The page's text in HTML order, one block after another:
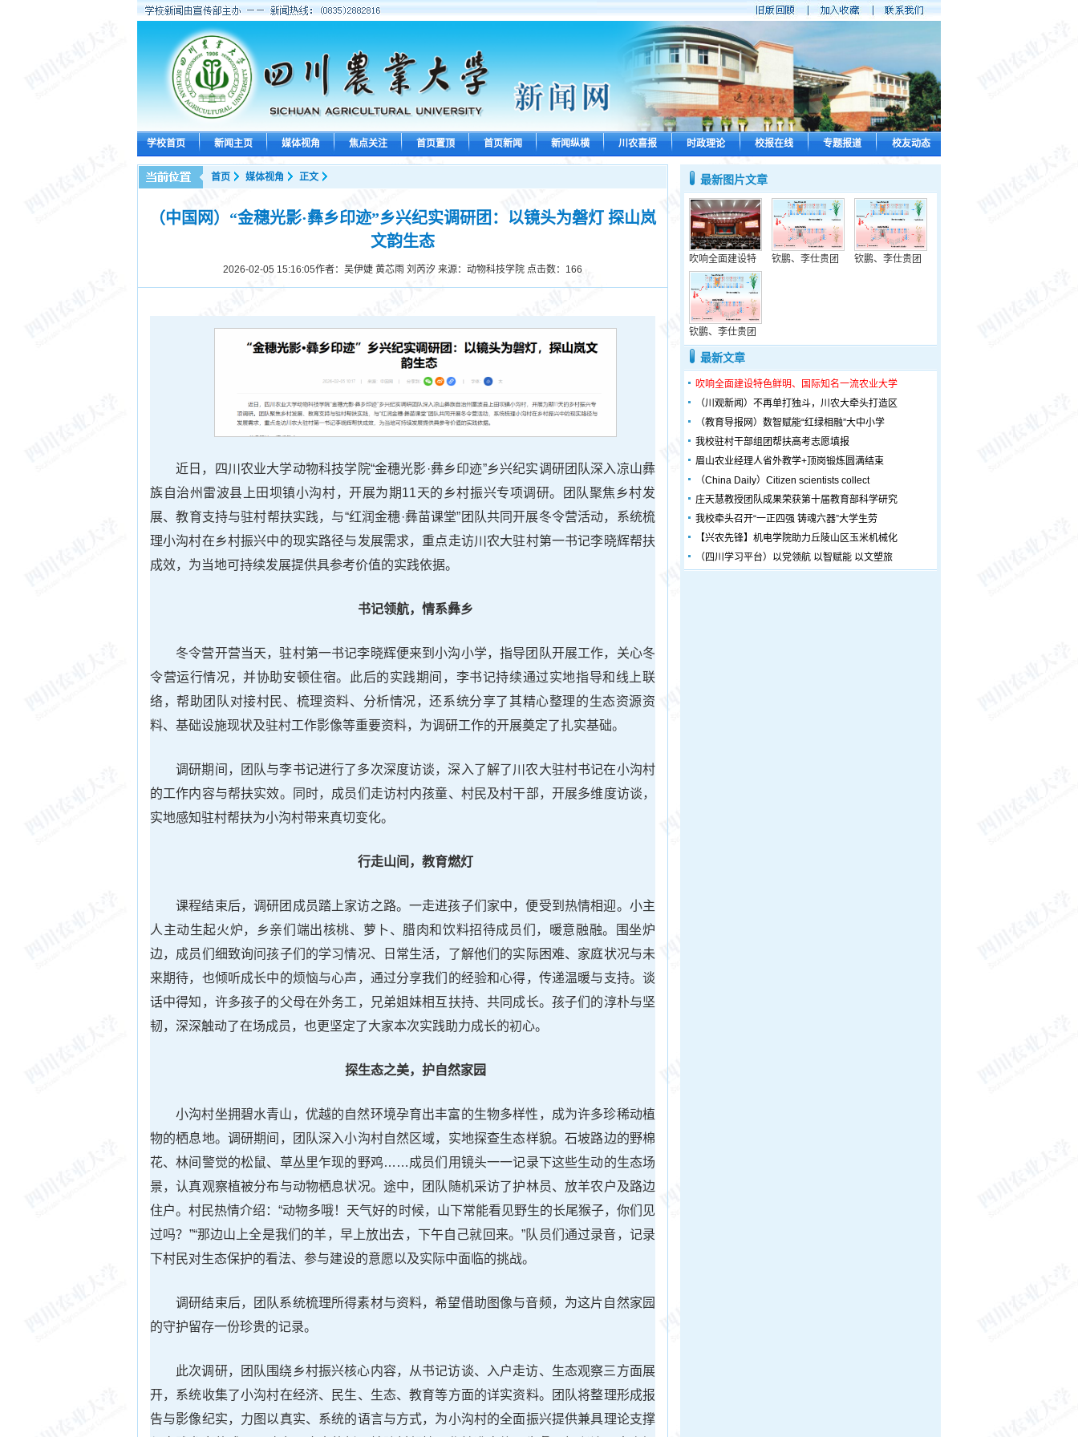
学校首页 新闻主页 媒体视角 焦点关注 首页置顶 首页新闻 新闻纵横 川农喜报 时政理论 校报在线 专题报道 校友动态
首页 媒体视角 正文
（中国网）“金穗光影·彝乡印迹”乡兴纪实调研团：以镜头为磐灯 探山岚
文韵生态
2026-02-05 15:16:05作者：吴伊婕 黄芯雨 刘芮汐 来源：动物科技学院 点击数： 166
近日，四川农业大学动物科技学院“金穗光影·彝乡印迹”乡兴纪实调研团队深入凉山彝
族自治州雷波县上田坝镇小沟村，开展为期11天的乡村振兴专项调研。团队聚焦乡村发
展、教育支持与驻村帮扶实践，与“红润金穗·彝苗课堂”团队共同开展冬令营活动，系统梳
理小沟村在乡村振兴中的现实路径与发展需求，重点走访川农大驻村第一书记李晓辉帮扶
成效，为当地可持续发展提供具参考价值的实践依据。
书记领航，情系彝乡
冬令营开营当天，驻村第一书记李晓辉便来到小沟小学，指导团队开展工作，关心冬
令营运行情况，并协助安顿住宿。此后的实践期间，李书记持续通过实地指导和线上联
络，帮助团队对接村民、梳理资料、分析情况，还系统分享了其精心整理的生态资源资
料、基础设施现状及驻村工作影像等重要资料，为调研工作的开展奠定了扎实基础。
调研期间，团队与李书记进行了多次深度访谈，深入了解了川农大驻村书记在小沟村
的工作内容与帮扶实效。同时，成员们走访村内孩童、村民及村干部，开展多维度访谈，
实地感知驻村帮扶为小沟村带来真切变化。
行走山间，教育燃灯
课程结束后，调研团成员踏上家访之路。一走进孩子们家中，便受到热情相迎。小主
人主动生起火炉，乡亲们端出核桃、萝卜、腊肉和饮料招待成员们，暖意融融。围坐炉
边，成员们细致询问孩子们的学习情况、日常生活，了解他们的实际困难、家庭状况与未
来期待，也倾听成长中的烦恼与心声，通过分享我们的经验和心得，传递温暖与支持。谈
话中得知，许多孩子的父母在外务工，兄弟姐妹相互扶持、共同成长。孩子们的淳朴与坚
韧，深深触动了在场成员，也更坚定了大家本次实践助力成长的初心。
探生态之美，护自然家园
小沟村坐拥碧水青山，优越的自然环境孕育出丰富的生物多样性，成为许多珍稀动植
物的栖息地。调研期间，团队深入小沟村自然区域，实地探查生态样貌。石坡路边的野棉
花、林间警觉的松鼠、草丛里乍现的野鸡……成员们用镜头一一记录下这些生动的生态场
景，认真观察植被分布与动物栖息状况。途中，团队随机采访了护林员、放羊农户及路边
住户。村民热情介绍：“动物多哦！天气好的时候，山下常能看见野生的长尾猴子，你们见
过吗？”“那边山上全是我们的羊，早上放出去，下午自己就回来。”队员们通过录音，记录
下村民对生态保护的看法、参与建设的意愿以及实际中面临的挑战。
调研结束后，团队系统梳理所得素材与资料，希望借助图像与音频，为这片自然家园
的守护留存一份珍贵的记录。
此次调研，团队围绕乡村振兴核心内容，从书记访谈、入户走访、生态观察三方面展
开，系统收集了小沟村在经济、民生、生态、教育等方面的详实资料。团队将整理形成报
告与影像纪实，力图以真实、系统的语言与方式，为小沟村的全面振兴提供兼具理论支撑
最新图片文章
吹响全面建设特 钦鹏、李仕贵团 钦鹏、李仕贵团
钦鹏、李仕贵团
最新文章
吹响全面建设特色鲜明、国际知名一流农业大学
（川观新闻）不再单打独斗，川农大牵头打造区
（教育导报网）数智赋能“红绿相融”大中小学
我校驻村干部组团帮扶高考志愿填报
眉山农业经理人省外教学+顶岗锻炼圆满结束
（China Daily）Citizen scientists collect
庄天慧教授团队成果荣获第十届教育部科学研究
我校牵头召开“一正四强 铸魂六器”大学生劳
【兴农先锋】机电学院助力丘陵山区玉米机械化
（四川学习平台）以党领航 以智赋能 以文塑旅